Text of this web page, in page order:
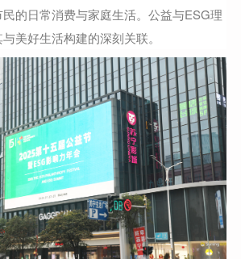
的日常消费与家庭生活。公益与ESG理
美好生活构建的深刻关联。